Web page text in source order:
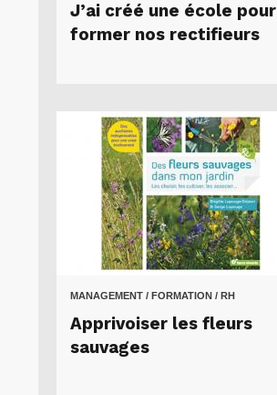
J’ai créé une école pour
former nos rectifieurs
MANAGEMENT / FORMATION / RH
Apprivoiser les fleurs
sauvages